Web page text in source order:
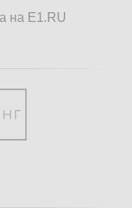
на E1.RU